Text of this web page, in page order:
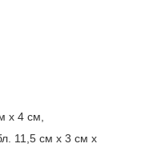
х 4 см,
11,5 см x 3 см x